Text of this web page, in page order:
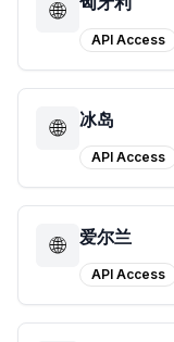
🌐
API Access
🌐 冰岛
API Access
🌐 爱尔兰
API Access